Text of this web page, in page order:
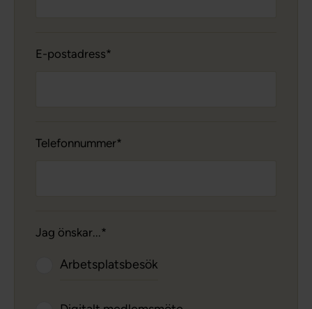
E-postadress
Telefonnummer
Jag önskar...
Arbetsplatsbesök